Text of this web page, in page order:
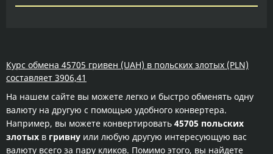
Курс обмена 45705 гривен (UAH) в польских злотых (PLN)
составляет 3906,41
На нашем сайте вы можете легко и быстро обменять одну
валюту на другую с помощью удобного конвертера.
Например, вы можете конвертировать 45705 польских
злотых в гривну или любую другую интересующую вас
валюту всего за пару кликов. Помимо этого, вы найдете